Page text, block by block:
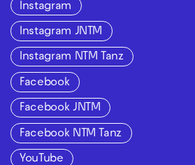
Instagram
Instagram JNTM
Instagram NTM Tanz
Facebook
Facebook JNTM
Facebook NTM Tanz
YouTube